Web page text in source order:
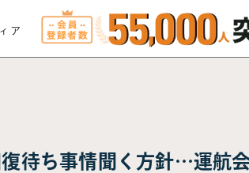
ア
待ち事情聞く方針…運航